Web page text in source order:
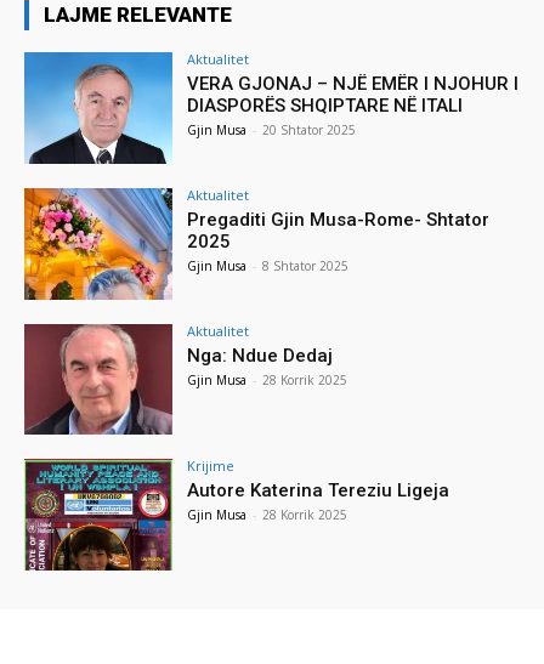
LAJME RELEVANTE
Aktualitet
VERA GJONAJ – NJË EMËR I NJOHUR I
DIASPORËS SHQIPTARE NË ITALI
Gjin Musa - 20 Shtator 2025
Aktualitet
Pregaditi Gjin Musa-Rome- Shtator
2025
Gjin Musa - 8 Shtator 2025
Aktualitet
Nga: Ndue Dedaj
Gjin Musa - 28 Korrik 2025
Krijime
Autore Katerina Tereziu Ligeja
Gjin Musa - 28 Korrik 2025